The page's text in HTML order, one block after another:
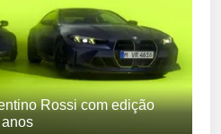
Rossi com edição